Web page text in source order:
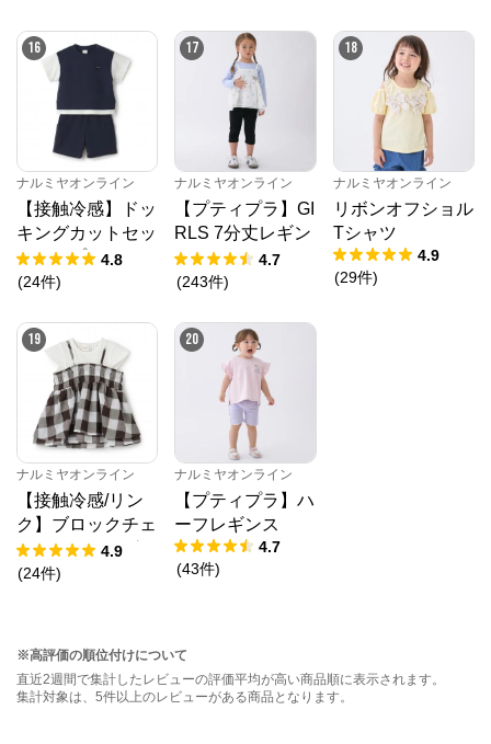
16
ナルミヤオンライン
【接触冷感】ドッ
キングカットセッ
トアップ
4.8
(24件)
17
ナルミヤオンライン
【プティプラ】GI
RLS 7分丈レギン
ス
4.7
(243件)
18
ナルミヤオンライン
リボンオフショル
Tシャツ
4.9
(29件)
19
ナルミヤオンライン
【接触冷感/リン
ク】ブロックチェ
ックドッキングT
シャツ
4.9
(24件)
20
ナルミヤオンライン
【プティプラ】ハ
ーフレギンス
4.7
(43件)
※高評価の順位付けについて
直近2週間で集計したレビューの評価平均が高い商品順に表示されます。
集計対象は、5件以上のレビューがある商品となります。